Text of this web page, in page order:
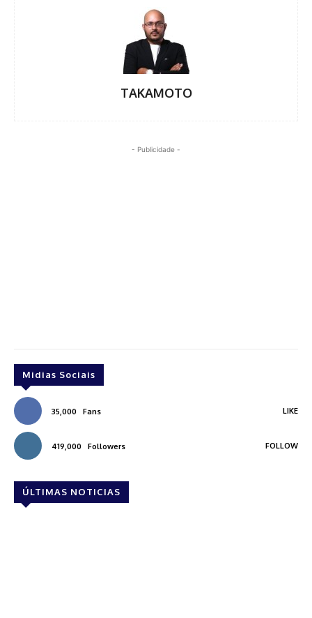
TAKAMOTO
- Publicidade -
Midias Sociais
35,000 Fans LIKE
419,000 Followers FOLLOW
ÚLTIMAS NOTICIAS